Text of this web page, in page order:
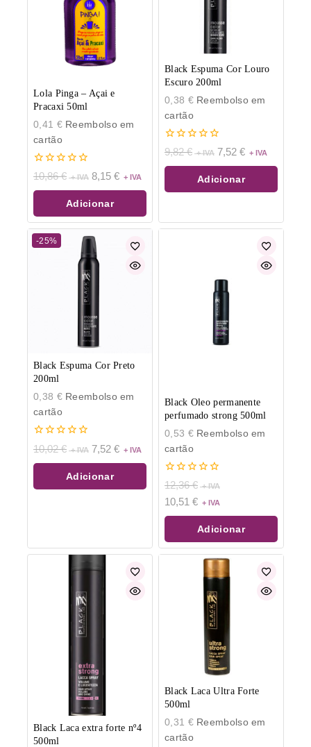
Lola Pinga – Açai e
Pracaxi 50ml
0,41 €Reembolso em
cartão
0
de
5
10,86€ 8,15 €
Adicionar
Black Espuma Cor Louro
Escuro 200ml
0,38 €Reembolso em
cartão
0
de
5
9,82€ 7,52 €
Adicionar
-25%
Black Espuma Cor Preto
200ml
0,38 €Reembolso em
cartão
0
de
5
10,02€ 7,52 €
Adicionar
Black Oleo permanente
perfumado strong 500ml
0,53 €Reembolso em
cartão
0
de
5
12,36€
10,51 €
Adicionar
Black Laca extra forte nº4
500ml
Black Laca Ultra Forte
500ml
0,31 €Reembolso em
cartão